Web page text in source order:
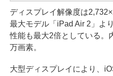
ディスプレイ解像度は
最大モデル「iPad Air 2」よ
性能も最大2倍としている。
万画素。
大型ディスプレイにより、